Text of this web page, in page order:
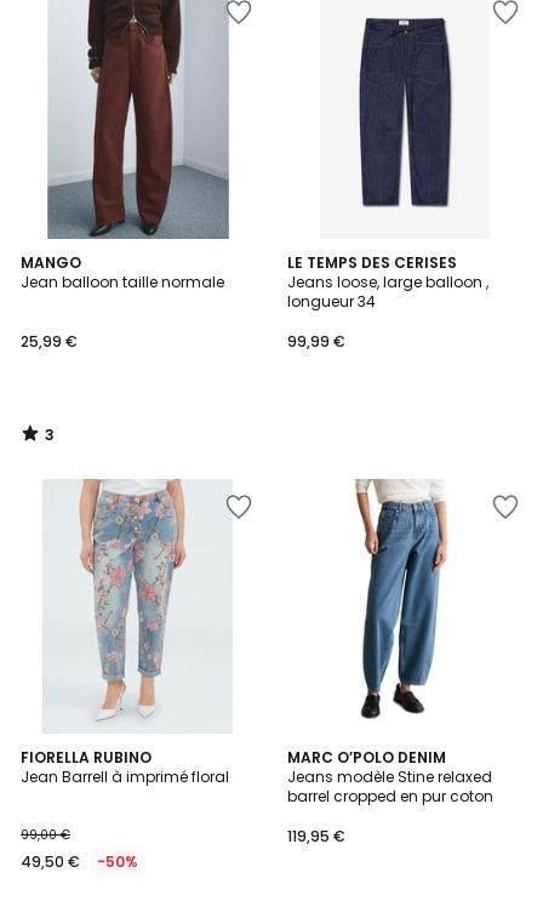
MANGO
Jean balloon taille normale
25,99 €
3
/
3
/
LE TEMPS DES CERISES
Jeans loose, large balloon ,
longueur 34
99,99 €
FIORELLA RUBINO
Jean Barrell à imprimé floral
99,00 €
49,50 € -50%
MARC O’POLO DENIM
Jeans modèle Stine relaxed
barrel cropped en pur coton
119,95 €